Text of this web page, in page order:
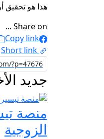
هذا هو تحقيق
Share on ...
Copy link
Short link
جديد
الزوجية